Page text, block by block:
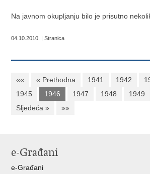
Na javnom okupljanju bilo je prisutno
04.10.2010. | Stranica
«« « Prethodna 1941 1942
1945
1946 1947 1948 1949
Sljedeća »
»»
e-Građani
e-Građani